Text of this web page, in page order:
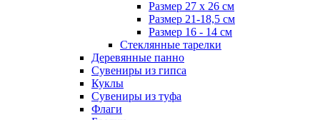
Размер 27 х 26 см
Размер 21-18,5 см
Размер 16 - 14 см
Стеклянные тарелки
Деревянные панно
Сувениры из гипса
Куклы
Сувениры из туфа
Флаги